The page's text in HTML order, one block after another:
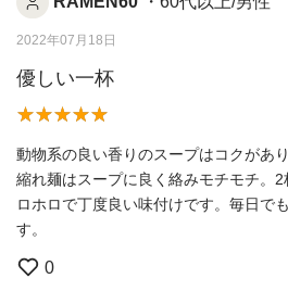
2022年07月18日
優しい一杯
動物系の良い香りのスープはコクがあ
縮れ麺はスープに良く絡みモチモチ。
ロホロで丁度良い味付けです。毎日で
す。
0